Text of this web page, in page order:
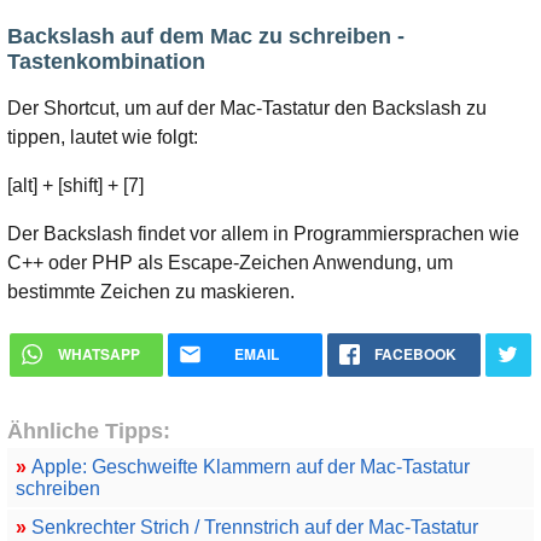
Backslash auf dem Mac zu schreiben -
Tastenkombination
Der Shortcut, um auf der Mac-Tastatur den Backslash zu
tippen, lautet wie folgt:
[alt] + [shift] + [7]
Der Backslash findet vor allem in Programmiersprachen wie
C++ oder PHP als Escape-Zeichen Anwendung, um
bestimmte Zeichen zu maskieren.
WHATSAPP EMAIL FACEBOOK
Ähnliche Tipps:
»Apple: Geschweifte Klammern auf der Mac-Tastatur
schreiben
»Senkrechter Strich / Trennstrich auf der Mac-Tastatur